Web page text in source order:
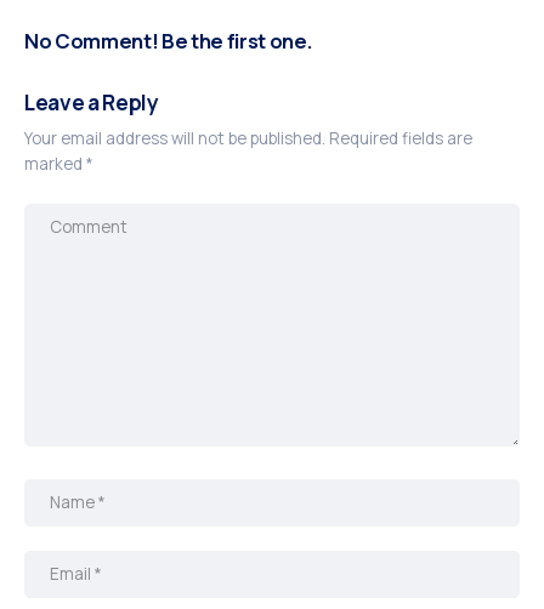
No Comment! Be the first one.
Leave a Reply
Your email address will not be published. Required fields are
marked *